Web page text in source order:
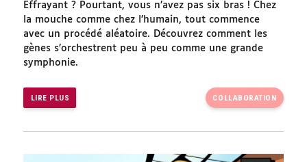
Effrayant ? Pourtant, vous n’avez pas six bras ! Chez
la mouche comme chez l’humain, tout commence
avec un procédé aléatoire. Découvrez comment les
gènes s’orchestrent peu à peu comme une grande
symphonie.
LIRE PLUS COLLABORATION